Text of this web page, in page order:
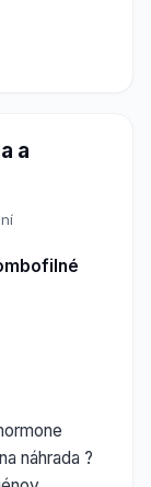
a
náhrada ?